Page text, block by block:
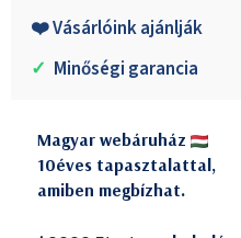
❤️ Vásárlóink ajánlják
✓ Minőségi garancia
Magyar webáruház
10éves tapasztalattal,
amiben megbízhat.